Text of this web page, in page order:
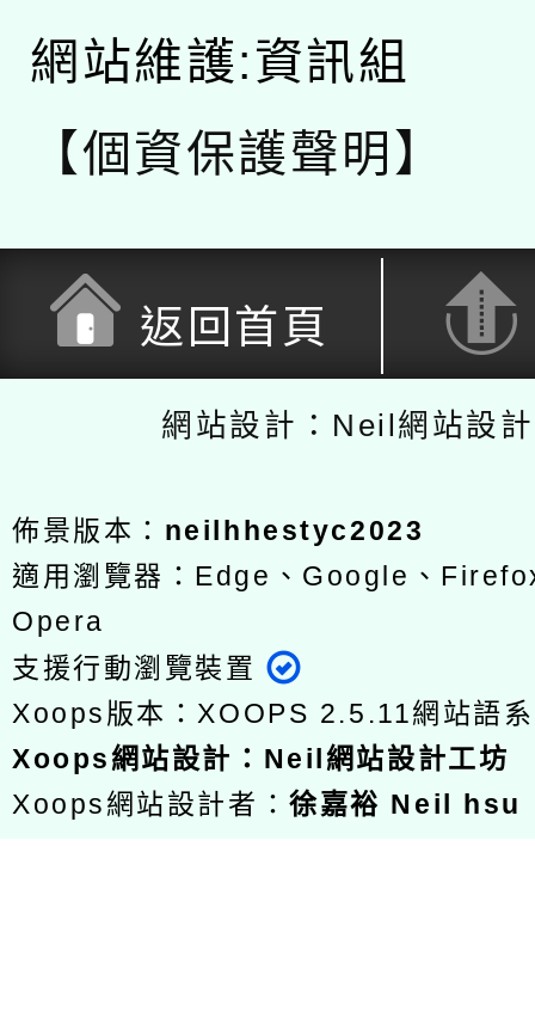
網站維護:資訊組
【個資保護聲明】
返回首頁
網站設計：Neil網站設
佈景版本： neilhhestyc2023
適用瀏覽器：Edge、Google、
Opera
支援行動瀏覽裝置
Xoops版本： XOOPS 2.5.11網站語
Xoops網站設計 ： Neil網站設計工坊
Xoops網站設計者：徐嘉裕 Neil hsu